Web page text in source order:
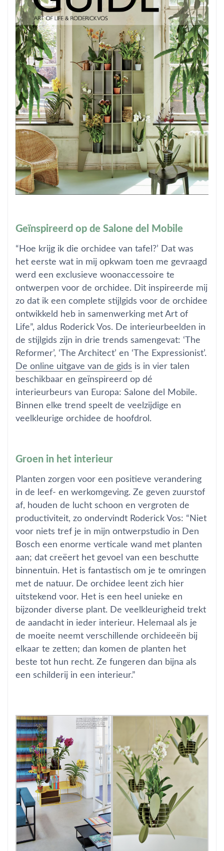
Geïnspireerd op de Salone del Mobile
“Hoe krijg ik die orchidee van tafel?’ Dat was
het eerste wat in mij opkwam toen me gevraagd
werd een exclusieve woonaccessoire te
ontwerpen voor de orchidee. Dit inspireerde mij
zo dat ik een complete stijlgids voor de orchidee
ontwikkeld heb in samenwerking met Art of
Life”, aldus Roderick Vos. De interieurbeelden in
de stijlgids zijn in drie trends samengevat: ‘The
Reformer’, ‘The Architect’ en ‘The Expressionist’.
De online uitgave van de gids is in vier talen
beschikbaar en geïnspireerd op dé
interieurbeurs van Europa: Salone del Mobile.
Binnen elke trend speelt de veelzijdige en
veelkleurige orchidee de hoofdrol.
Groen in het interieur
Planten zorgen voor een positieve verandering
in de leef- en werkomgeving. Ze geven zuurstof
af, houden de lucht schoon en vergroten de
productiviteit, zo ondervindt Roderick Vos: “Niet
voor niets tref je in mijn ontwerpstudio in Den
Bosch een enorme verticale wand met planten
aan; dat creëert het gevoel van een beschutte
binnentuin. Het is fantastisch om je te omringen
met de natuur. De orchidee leent zich hier
uitstekend voor. Het is een heel unieke en
bijzonder diverse plant. De veelkleurigheid trekt
de aandacht in ieder interieur. Helemaal als je
de moeite neemt verschillende orchideeën bij
elkaar te zetten; dan komen de planten het
beste tot hun recht. Ze fungeren dan bijna als
een schilderij in een interieur.”